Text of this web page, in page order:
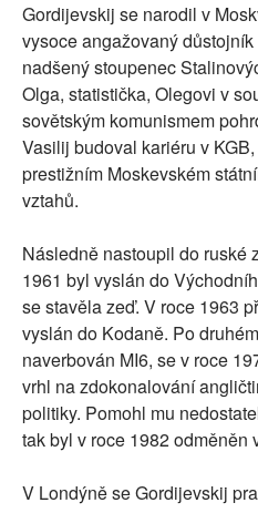
Gordijevskij se narodil v
vysoce angažovaný
nadšený stoupenec
Olga, statistička, Olegovi v
sovětským komunismem
Vasilij budoval kariéru v
prestižním Moskevském
vztahů.
Následně nastoupil do ruské
1961 byl vyslán do
se stavěla zeď. V roce 1963
vyslán do Kodaně. Po
naverbován MI6, se v roce
vrhl na zdokonalování
politiky. Pomohl mu
tak byl v roce 1982 odměněn
V Londýně se Gordijevskij